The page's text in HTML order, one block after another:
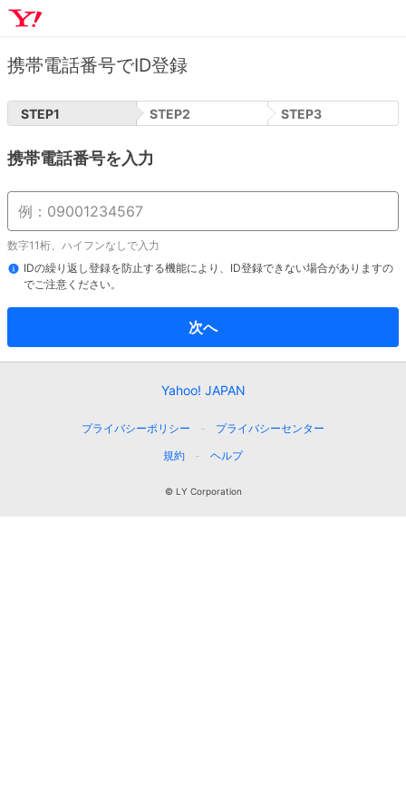
携帯電話番号でID登録
STEP1 STEP2 STEP3
携帯電話番号を入力
数字11桁、ハイフンなしで入力
IDの繰り返し登録を防止する機能により、ID登録できない場合がありますの
でご注意ください。
次へ
Yahoo! JAPAN
プライバシーポリシー
プライバシーセンター
規約
ヘルプ
© LY Corporation